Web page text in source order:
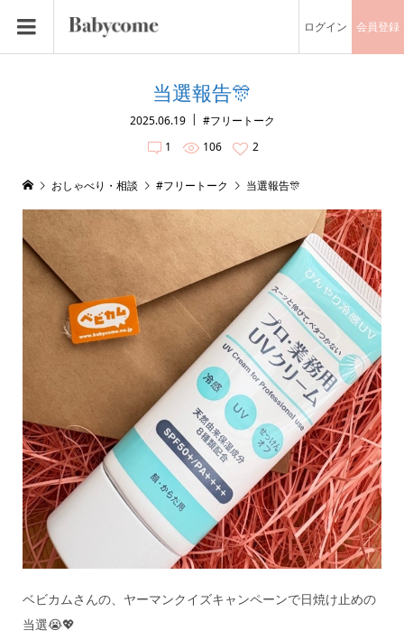
ログイン 会員登録
当選報告🎊
2025.06.19
#フリートーク
1
106 2
おしゃべり・相談 #フリートーク 当選報告🎊
ベビカムさんの、ヤーマンクイズキャンペーンで日焼け止めの
当選😭💖